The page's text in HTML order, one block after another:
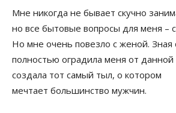
Мне никогда не бывает скучно
но все бытовые вопросы для меня –
Но мне очень повезло с женой. Зная
полностью оградила меня от
создала тот самый тыл, о котором
мечтает большинство мужчин.